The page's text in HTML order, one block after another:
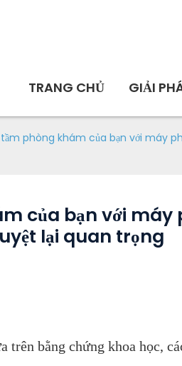
TRANG CHỦ GIẢI
phòng khám của bạn với máy
của bạn với máy
lại quan trọng
trên bằng chứng khoa học,